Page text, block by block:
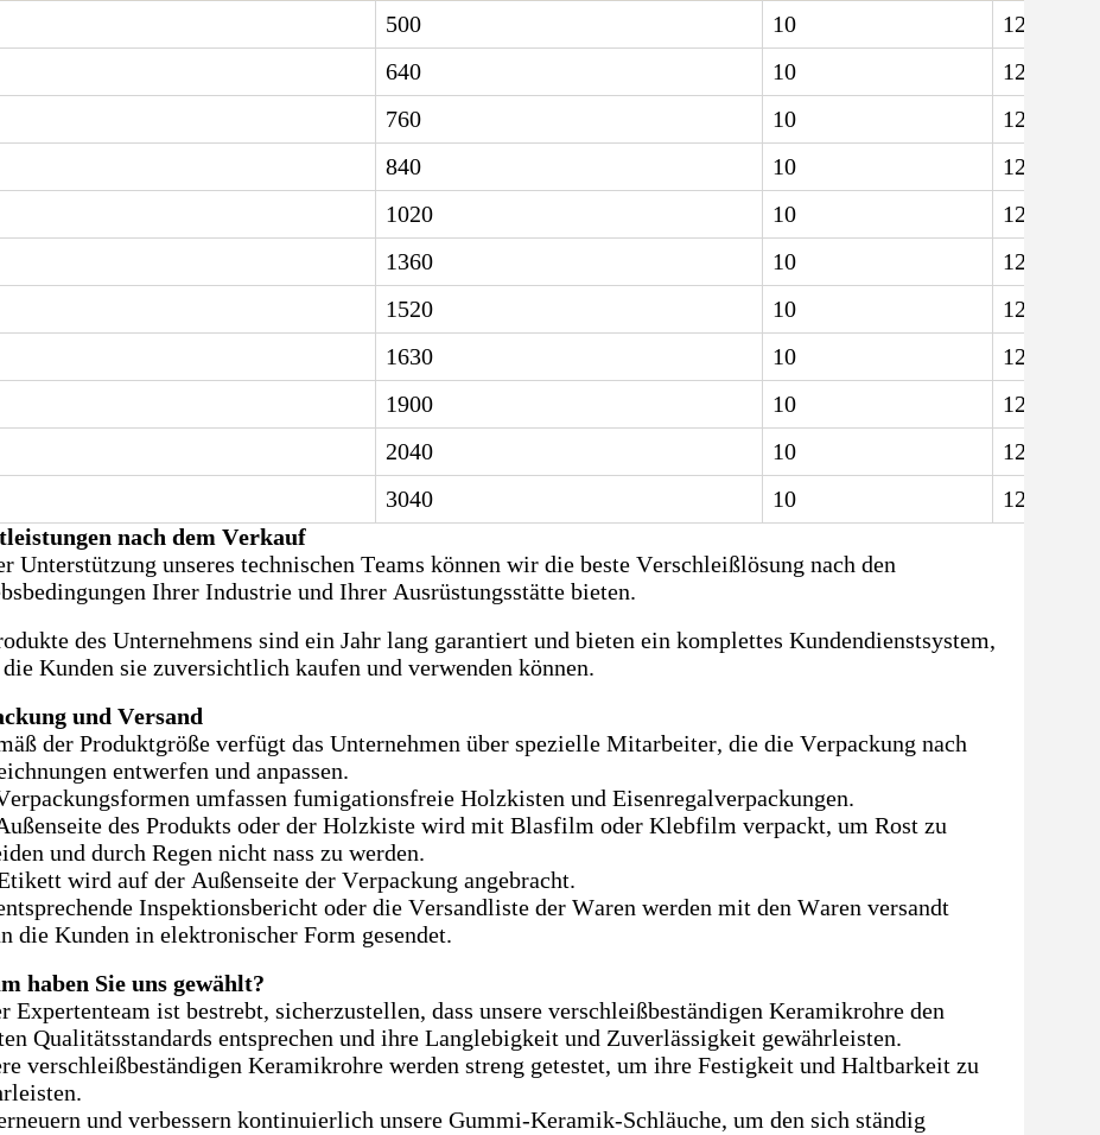
500 10
12.5
640 10
12.5
760 10
12.5
840 10
12.5
1020 10
12.5
1360 10
12.5
1520 10
12.5
1630 10
12.5
1900 10
12.5
2040 10
12.5
3040 10
12.5
nach dem Verkauf
Unterstützung unseres technischen Teams können wir die beste Verschleißlösung nach den
Ihrer Industrie und Ihrer Ausrüstungsstätte bieten.
des Unternehmens sind ein Jahr lang garantiert und bieten ein komplettes Kundendienstsystem,
Kunden sie zuversichtlich kaufen und verwenden können.
und Versand
der Produktgröße verfügt das Unternehmen über spezielle Mitarbeiter, die die Verpackung nach
entwerfen und anpassen.
umfassen fumigationsfreie Holzkisten und Eisenregalverpackungen.
des Produkts oder der Holzkiste wird mit Blasfilm oder Klebfilm verpackt, um Rost zu
und durch Regen nicht nass zu werden.
wird auf der Außenseite der Verpackung angebracht.
Inspektionsbericht oder die Versandliste der Waren werden mit den Waren versandt
die Kunden in elektronischer Form gesendet.
haben Sie uns gewählt?
Expertenteam ist bestrebt, sicherzustellen, dass unsere verschleißbeständigen Keramikrohre den
Qualitätsstandards entsprechen und ihre Langlebigkeit und Zuverlässigkeit gewährleisten.
verschleißbeständigen Keramikrohre werden streng getestet, um ihre Festigkeit und Haltbarkeit zu
und verbessern kontinuierlich unsere Gummi-Keramik-Schläuche, um den sich ständig